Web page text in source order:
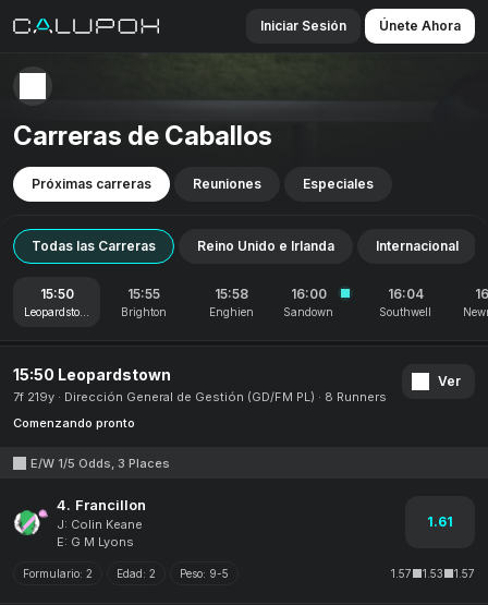
Iniciar Sesión Únete Ahora
Carreras de Caballos
Próximas carreras Reuniones Especiales
Todas las Carreras Reino Unido e Irlanda Internacional
15:50
Leopardstown
15:55
Brighton
15:58
Enghien
16:00
Sandown
16:04
Southwell
15:50 Leopardstown
7f 219y Dirección General de Gestión (GD/FM PL) 8 Runners
Ver
Comenzando pronto
E/W 1/5 Odds, 3 Places
4. Francillon
J: Colin Keane
E: G M Lyons
1.61
Formulario: 2 Edad: 2 Peso: 9-5 1.57 1.53 1.57